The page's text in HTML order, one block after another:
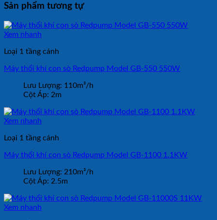
Sản phẩm tương tự
Xem nhanh
Loại 1 tầng cánh
Máy thổi khí con sò Redpump Model GB-550 550W
Lưu Lượng: 110m³/h
Cột Áp: 2m
Xem nhanh
Loại 1 tầng cánh
Máy thổi khí con sò Redpump Model GB-1100 1.1KW
Lưu Lượng: 210m³/h
Cột Áp: 2.5m
Xem nhanh